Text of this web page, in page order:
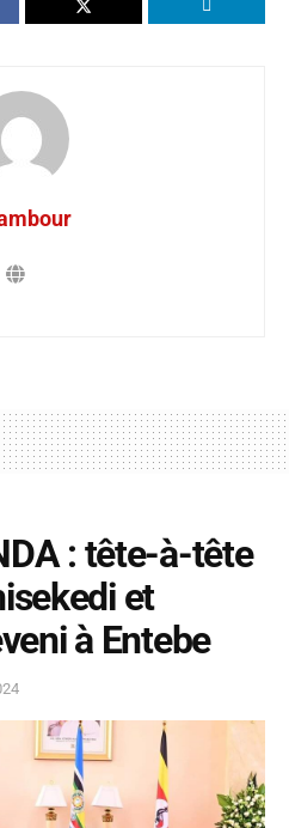
: tête-à-tête
et
à Entebe